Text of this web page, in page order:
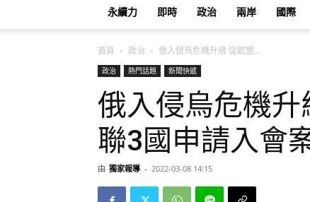
永續力 即時 政治 兩岸 國際
首頁 政治 俄入侵烏危機升級 促歐盟...
政治 熱門話題 新聞快遞
俄入侵烏危機
聯3國申請入會
由 獨家報導 - 2022-03-08 14:15